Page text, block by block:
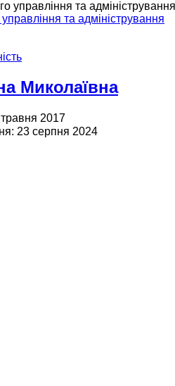
та адміністрування
Миколаївна
2017
23 серпня 2024